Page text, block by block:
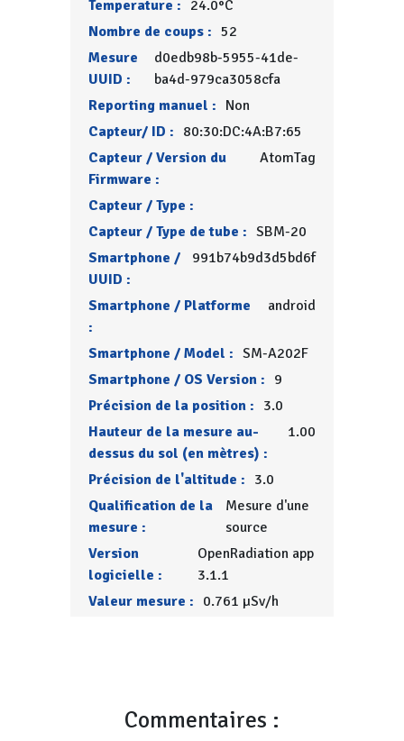
Temperature : 24.0°C
Nombre de coups : 52
Mesure
UUID :
d0edb98b-5955-41de-
ba4d-979ca3058cfa
Reporting manuel : Non
Capteur/ ID : 80:30:DC:4A:B7:65
Capteur / Version du
Firmware :
AtomTag
Capteur / Type :
Capteur / Type de tube : SBM-20
Smartphone /
UUID :
991b74b9d3d5bd6f
Smartphone / Platforme
:
android
Smartphone / Model : SM-A202F
Smartphone / OS Version : 9
Précision de la position : 3.0
Hauteur de la mesure au-
dessus du sol (en mètres) :
1.00
Précision de l'altitude : 3.0
Qualification de la
mesure :
Mesure d'une
source
Version
logicielle :
OpenRadiation app
3.1.1
Valeur mesure : 0.761 µSv/h
Commentaires :